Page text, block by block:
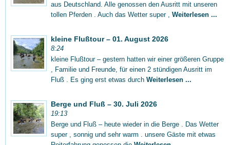
aus Deutschland. Alle genossen den Ausritt mit unseren
tollen Pferden . Auch das Wetter super , Weiterlesen ...
kleine Flußtour – 01. August 2026
8:24
kleine Flußtour – gestern hatten wir einer größeren Gruppe
, Familie und Freunde, für einen 2 stündigen Ausritt im
Fluß . Es ging erst etwas durch Weiterlesen ...
Berge und Fluß – 30. Juli 2026
19:13
Berge und Fluß – heute wieder in die Berge . Das Wetter
super , sonnig und sehr warm . unsere Gäste mit etwas